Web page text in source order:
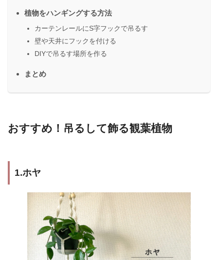
植物をハンギングする方法
カーテンレールにS字フックで吊るす
壁や天井にフックを付ける
DIYで吊るす場所を作る
まとめ
おすすめ！吊るして飾る観葉植物
1.ホヤ